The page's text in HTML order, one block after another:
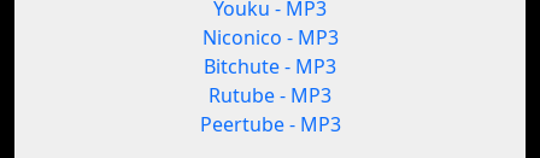
Youku - MP3
Niconico - MP3
Bitchute - MP3
Rutube - MP3
Peertube - MP3